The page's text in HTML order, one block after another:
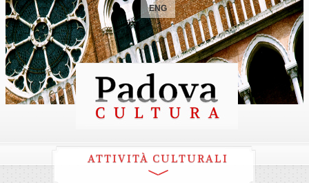
ENG
ATTIVITÀ CULTURALI